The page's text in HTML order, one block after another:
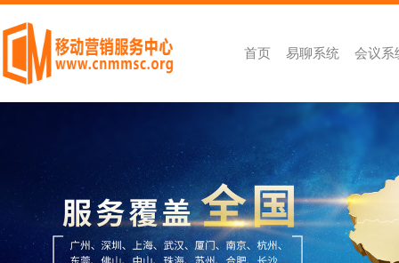
首页 易聊系统 会议系